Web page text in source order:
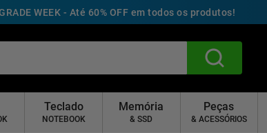
WEEK - Até 60% OFF em todos os produtos!
Teclado
NOTEBOOK
Memória
& SSD
Peças
& ACESSÓRIOS